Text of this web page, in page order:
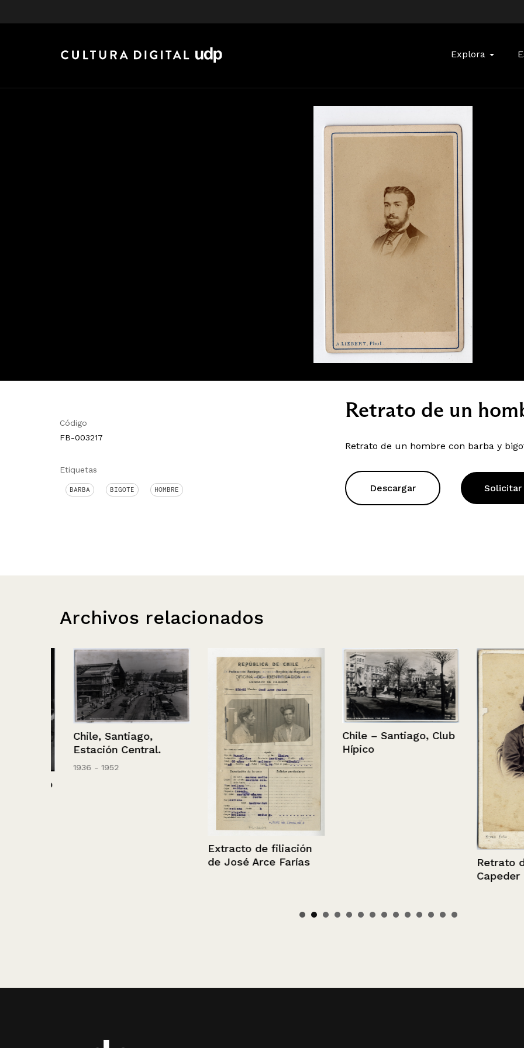
Explora
Código
FB-003217
Etiquetas
BARBA BIGOTE HOMBRE
Retrato de un
Retrato de un hombre con barba y
Descargar Solicitar
Archivos relacionados
Chile, Santiago,
Estación Central.
1936 - 1952
Extracto de filiación
de José Arce Farías
Chile – Santiago, Club
Hípico
Retrato de
Capeder